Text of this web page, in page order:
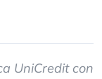
UniCredit con